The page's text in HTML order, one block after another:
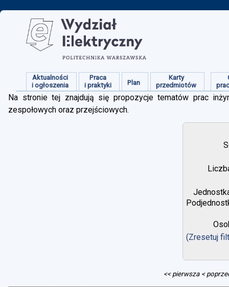
Aktualności
i ogłoszenia
Praca
i praktyki
Plan
Karty
przedmiotów
Na stronie tej znajdują się propozycje tematów prac
zespołowych oraz przejściowych.
(Zresetuj
<< pierwsza <